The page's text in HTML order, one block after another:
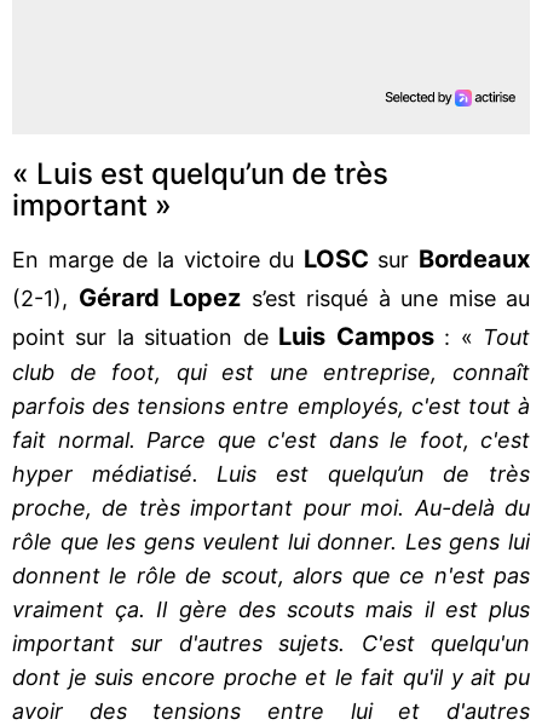
« Luis est quelqu’un de très
important »
En marge de la victoire du LOSC sur Bordeaux
(2-1), Gérard Lopez s’est risqué à une mise au
point sur la situation de Luis Campos: « Tout
club de foot, qui est une entreprise, connaît
parfois des tensions entre employés, c'est tout à
fait normal. Parce que c'est dans le foot, c'est
hyper médiatisé. Luis est quelqu’un de très
proche, de très important pour moi. Au-delà du
rôle que les gens veulent lui donner. Les gens lui
donnent le rôle de scout, alors que ce n'est pas
vraiment ça. Il gère des scouts mais il est plus
important sur d'autres sujets. C'est quelqu'un
dont je suis encore proche et le fait qu'il y ait pu
avoir des tensions entre lui et d'autres